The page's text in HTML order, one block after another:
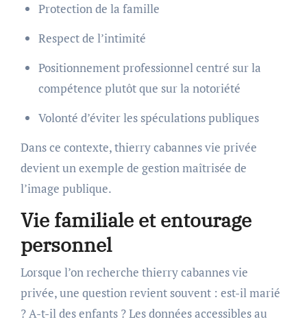
Protection de la famille
Respect de l’intimité
Positionnement professionnel centré sur la
compétence plutôt que sur la notoriété
Volonté d’éviter les spéculations publiques
Dans ce contexte, thierry cabannes vie privée
devient un exemple de gestion maîtrisée de
l’image publique.
Vie familiale et entourage
personnel
Lorsque l’on recherche thierry cabannes vie
privée, une question revient souvent : est-il marié
? A-t-il des enfants ? Les données accessibles au